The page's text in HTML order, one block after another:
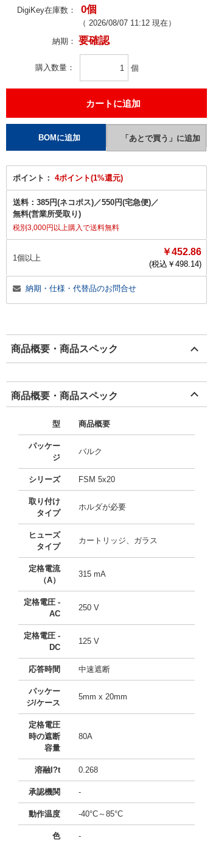
DigiKey在庫数： 0個
（ 2026/08/07 11:12 現在）
納期： 要確認
購入数量 個
ポイント： 4ポイント(1%還元)
送料： 385円(ネコポス)／550円(宅急便)／
無料(営業所受取り)
税別3,000円以上購入で送料無料
1個以上
￥452.86
(税込￥ 498.14)
納期・仕様・代替品のお問合せ
商品概要・商品スペック
商品概要・商品スペック
型 商品概要
パッケー
ジ
バルク
シリーズ FSM 5x20
取り付け
タイプ
ホルダが必要
ヒューズ
タイプ
カートリッジ、ガラス
定格電流
（A）
315 mA
定格電圧 -
AC
250 V
定格電圧 -
DC
125 V
応答時間 中速遮断
パッケー
ジ/ケース
5mm x 20mm
定格電圧
時の遮断
容量
80A
溶融I?t 0.268
承認機関 -
動作温度 -40°C～85°C
色 -